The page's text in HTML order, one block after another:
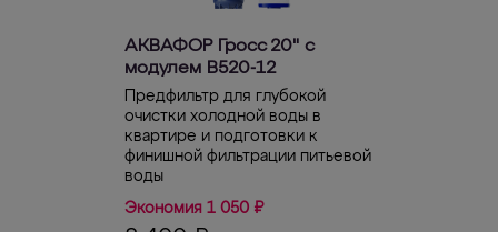
АКВАФОР Гросс 20" с
модулем В520-12
Предфильтр для глубокой
очистки холодной воды в
квартире и подготовки к
финишной фильтрации питьевой
воды
Экономия 1 050 ₽